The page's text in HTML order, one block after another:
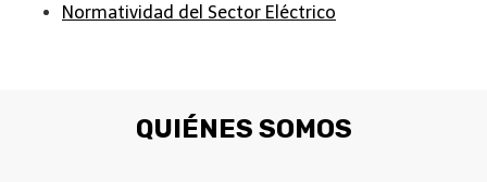
Normatividad del Sector Eléctrico
QUIÉNES SOMOS